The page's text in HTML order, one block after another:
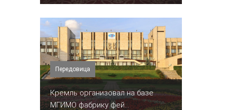
Передовица
Кремль организовал на базе
МГИМО фабрику фей...